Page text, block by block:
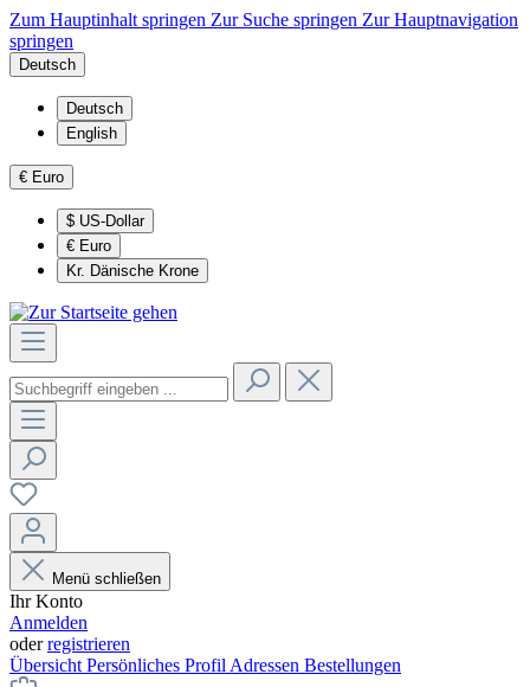
Zum Hauptinhalt springen Zur Suche springen Zur Hauptnavigation
springen
Deutsch
Deutsch
English
€ Euro
$ US-Dollar
€ Euro
Kr. Dänische Krone
Menü schließen
Ihr Konto
Anmelden
oderregistrieren
Übersicht Persönliches Profil Adressen Bestellungen